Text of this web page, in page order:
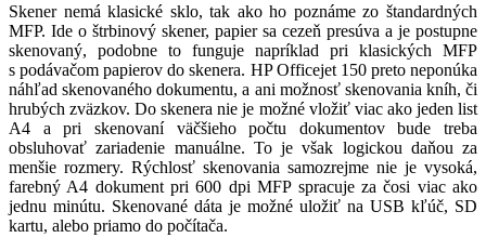
Skener nemá klasické sklo, tak ako ho poznáme zo štandardných
MFP. Ide o štrbinový skener, papier sa cezeň presúva a je postupne
skenovaný, podobne to funguje napríklad pri klasických MFP
s podávačom papierov do skenera. HP Officejet 150 preto neponúka
náhľad skenovaného dokumentu, a ani možnosť skenovania kníh, či
hrubých zväzkov. Do skenera nie je možné vložiť viac ako jeden list
A4 a pri skenovaní väčšieho počtu dokumentov bude treba
obsluhovať zariadenie manuálne. To je však logickou daňou za
menšie rozmery. Rýchlosť skenovania samozrejme nie je vysoká,
farebný A4 dokument pri 600 dpi MFP spracuje za čosi viac ako
jednu minútu. Skenované dáta je možné uložiť na USB kľúč, SD
kartu, alebo priamo do počítača.